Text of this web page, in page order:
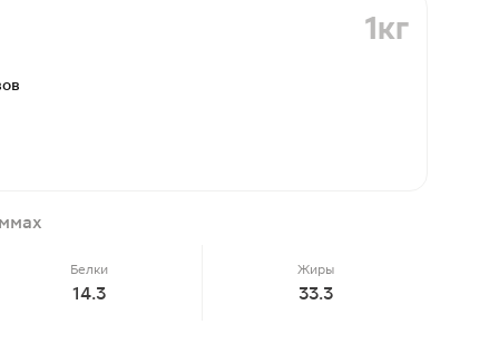
1кг
Белки
14.3
Жиры
33.3